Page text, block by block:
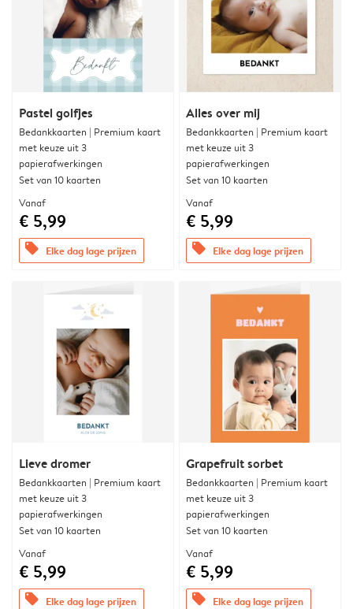
Pastel golfjes
Bedankkaarten | Premium kaart
met keuze uit 3
papierafwerkingen
Set van 10 kaarten
Vanaf
€ 5,99
offers Elke dag lage prijzen
Alles over mij
Bedankkaarten | Premium kaart
met keuze uit 3
papierafwerkingen
Set van 10 kaarten
Vanaf
€ 5,99
offers Elke dag lage prijzen
Lieve dromer
Bedankkaarten | Premium kaart
met keuze uit 3
papierafwerkingen
Set van 10 kaarten
Vanaf
€ 5,99
offers Elke dag lage prijzen
Grapefruit sorbet
Bedankkaarten | Premium kaart
met keuze uit 3
papierafwerkingen
Set van 10 kaarten
Vanaf
€ 5,99
offers Elke dag lage prijzen